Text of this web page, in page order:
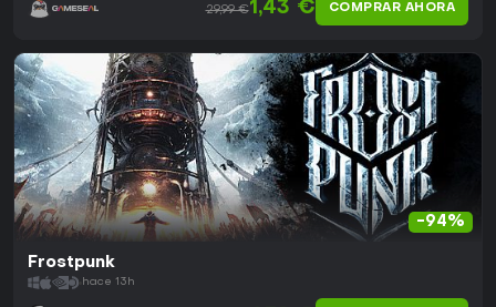
29,99 €1,43 € COMPRAR AHORA
-94%
Frostpunk
hace 13h